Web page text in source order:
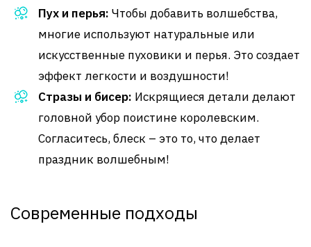
Пух и перья: Чтобы добавить волшебства,
многие используют натуральные или
искусственные пуховики и перья. Это создает
эффект легкости и воздушности!
Стразы и бисер: Искрящиеся детали делают
головной убор поистине королевским.
Согласитесь, блеск – это то, что делает
праздник волшебным!
Современные подходы